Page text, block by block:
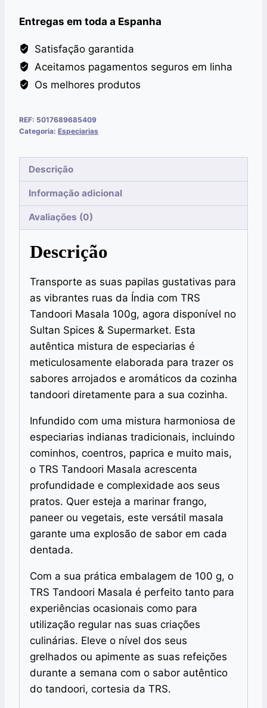
100G
Entregas em toda a Espanha
Satisfação garantida
Aceitamos pagamentos seguros em linha
Os melhores produtos
REF: 5017689685409
Categoria: Especiarias
Descrição
Informação adicional
Avaliações (0)
Descrição
Transporte as suas papilas gustativas para
as vibrantes ruas da Índia com TRS
Tandoori Masala 100g, agora disponível no
Sultan Spices & Supermarket. Esta
autêntica mistura de especiarias é
meticulosamente elaborada para trazer os
sabores arrojados e aromáticos da cozinha
tandoori diretamente para a sua cozinha.
Infundido com uma mistura harmoniosa de
especiarias indianas tradicionais, incluindo
cominhos, coentros, paprica e muito mais,
o TRS Tandoori Masala acrescenta
profundidade e complexidade aos seus
pratos. Quer esteja a marinar frango,
paneer ou vegetais, este versátil masala
garante uma explosão de sabor em cada
dentada.
Com a sua prática embalagem de 100 g, o
TRS Tandoori Masala é perfeito tanto para
experiências ocasionais como para
utilização regular nas suas criações
culinárias. Eleve o nível dos seus
grelhados ou apimente as suas refeições
durante a semana com o sabor autêntico
do tandoori, cortesia da TRS.